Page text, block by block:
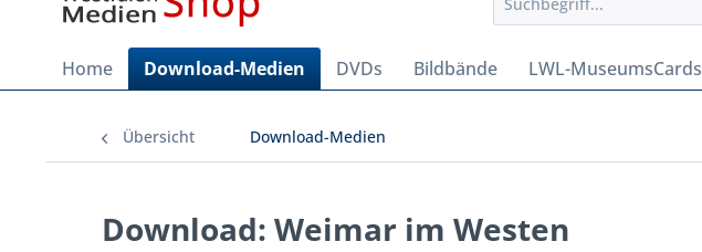
Home Download-Medien DVDs Bildbände LWL-MuseumsCards
Übersicht Download-Medien
Download: Weimar im Westen